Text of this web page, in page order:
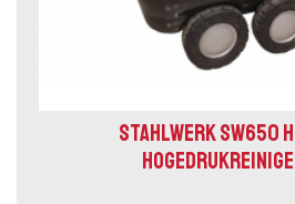
STAHLWERK SW650